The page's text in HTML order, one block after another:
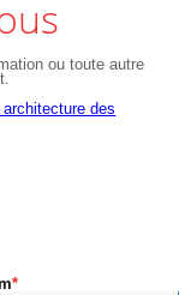
ou toute autre
des